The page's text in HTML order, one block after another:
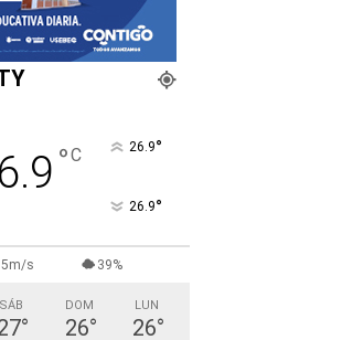
°C 26.9°
26.9°
5m/s 39%
SÁB
°
DOM
26°
LUN
26°